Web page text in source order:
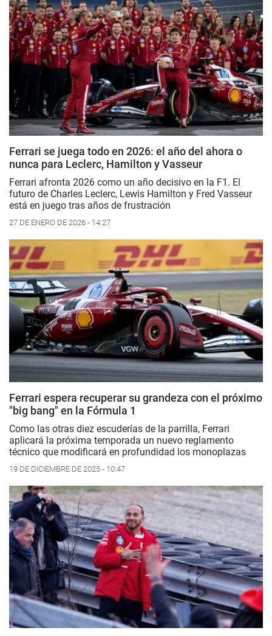
Ferrari se juega todo en 2026: el año del ahora o
nunca para Leclerc, Hamilton y Vasseur
Ferrari afronta 2026 como un año decisivo en la F1. El
futuro de Charles Leclerc, Lewis Hamilton y Fred Vasseur
está en juego tras años de frustración
27 DE ENERO DE 2026 - 14:27
Ferrari espera recuperar su grandeza con el próximo
"big bang" en la Fórmula 1
Como las otras diez escuderías de la parrilla, Ferrari
aplicará la próxima temporada un nuevo reglamento
técnico que modificará en profundidad los monoplazas
19 DE DICIEMBRE DE 2025 - 10:47